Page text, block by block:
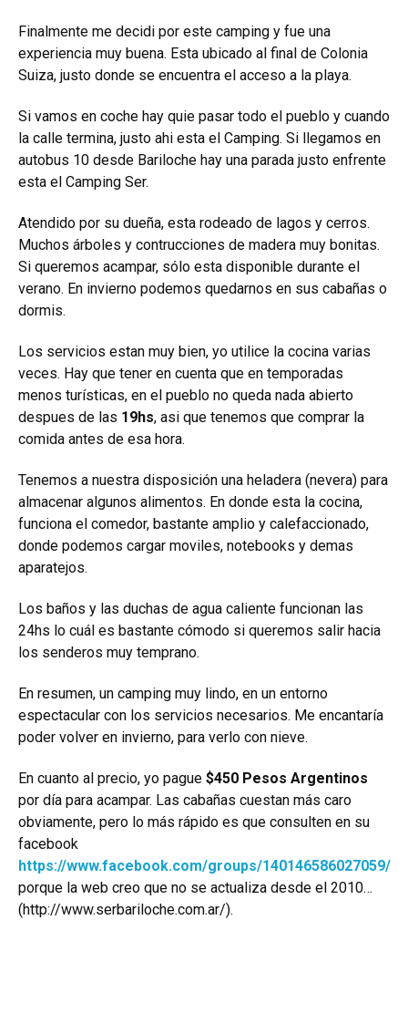
Finalmente me decidi por este camping y fue una
experiencia muy buena. Esta ubicado al final de Colonia
Suiza, justo donde se encuentra el acceso a la playa.
Si vamos en coche hay quie pasar todo el pueblo y cuando
la calle termina, justo ahi esta el Camping. Si llegamos en
autobus 10 desde Bariloche hay una parada justo enfrente
esta el Camping Ser.
Atendido por su dueña, esta rodeado de lagos y cerros.
Muchos árboles y contrucciones de madera muy bonitas.
Si queremos acampar, sólo esta disponible durante el
verano. En invierno podemos quedarnos en sus cabañas o
dormis.
Los servicios estan muy bien, yo utilice la cocina varias
veces. Hay que tener en cuenta que en temporadas
menos turísticas, en el pueblo no queda nada abierto
despues de las 19hs, asi que tenemos que comprar la
comida antes de esa hora.
Tenemos a nuestra disposición una heladera (nevera) para
almacenar algunos alimentos. En donde esta la cocina,
funciona el comedor, bastante amplio y calefaccionado,
donde podemos cargar moviles, notebooks y demas
aparatejos.
Los baños y las duchas de agua caliente funcionan las
24hs lo cuál es bastante cómodo si queremos salir hacia
los senderos muy temprano.
En resumen, un camping muy lindo, en un entorno
espectacular con los servicios necesarios. Me encantaría
poder volver en invierno, para verlo con nieve.
En cuanto al precio, yo pague $450 Pesos Argentinos
por día para acampar. Las cabañas cuestan más caro
obviamente, pero lo más rápido es que consulten en su
facebook
https://www.facebook.com/groups/140146586027059/
porque la web creo que no se actualiza desde el 2010…
(http://www.serbariloche.com.ar/).